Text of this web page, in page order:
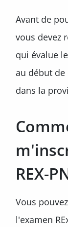
Avant de
vous devez
qui évalue
au début
dans la
REX-
Vous
l'examen